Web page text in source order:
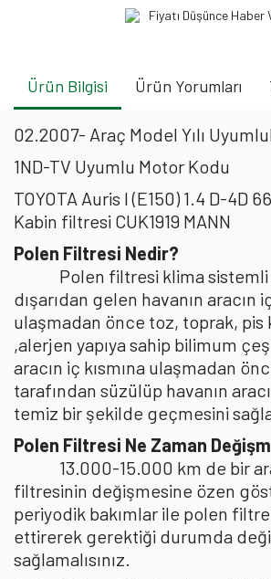
Fiyatı Düşünce Haber
Ürün Bilgisi Ürün Yorumları
02.2007- Araç Model Yılı
1ND-TV Uyumlu Motor Kodu
TOYOTA Auris I (E150) 1.4 D-4D
Kabin filtresi CUK1919 MANN
Polen Filtresi Nedir?
Polen filtresi klima
dışarıdan gelen havanın aracın
ulaşmadan önce toz, toprak, pis
,alerjen yapıya sahip bilimum
aracın iç kısmına ulaşmadan
tarafından süzülüp havanın
temiz bir şekilde geçmesini
Polen Filtresi Ne Zaman
13.000-15.000 km de bir
filtresinin değişmesine özen
periyodik bakımlar ile polen
ettirerek gerektiği durumda
sağlamalısınız.